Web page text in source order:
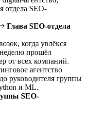
отдела SEO-
Глава SEO-отдела
когда увлёкся
неделю прошёл
от всех компаний.
агентство
руководителя группы
и ML.
SEO-